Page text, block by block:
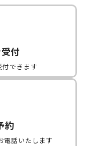
付
できます
約
電話いたします